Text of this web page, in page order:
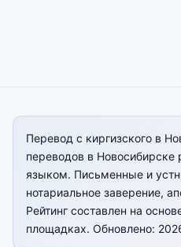
Перевод с киргизского в
переводов в Новосибирске
языком. Письменные и
нотариальное заверение,
Рейтинг составлен на
площадках. Обновлено: